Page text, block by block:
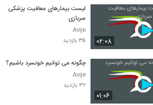
۰۲:۰۸
لیست بیمارهای معافیت پزشکی
سربازی
Avije
۳۵ بازدید
۰۱:۰۶
چگونه می توانیم خونسرد باشیم؟
Avije
۳۲ بازدید